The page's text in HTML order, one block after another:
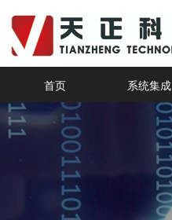
首页 系统集成